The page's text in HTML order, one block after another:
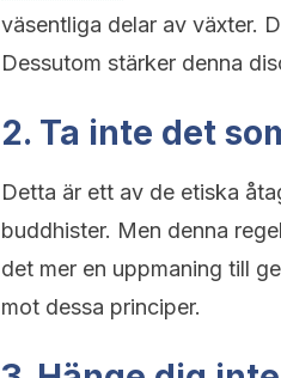
väsentliga delar av växter.
Dessutom stärker denna
2. Ta inte det
Detta är ett av de etiska
buddhister. Men denna
det mer en uppmaning till
mot dessa principer.